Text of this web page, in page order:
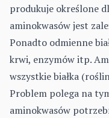
produkuje określone
aminokwasów jest
Ponadto odmienne
krwi, enzymów itp.
wszystkie białka
Problem polega na
aminokwasów